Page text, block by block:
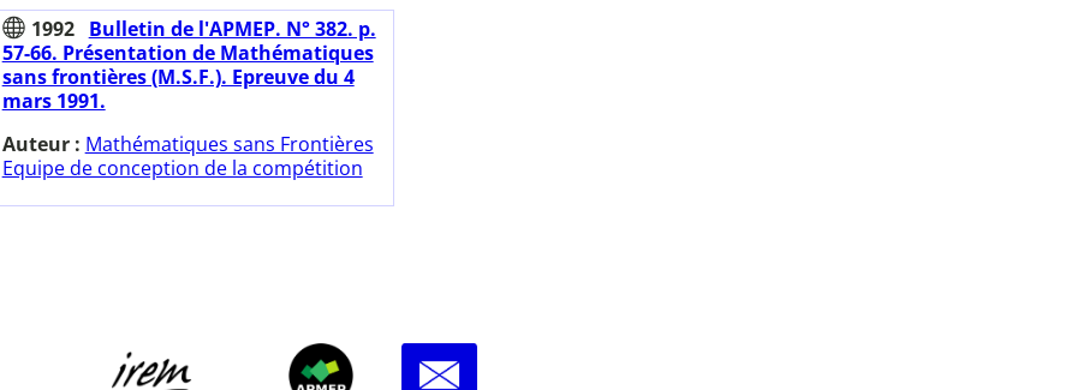
1992
Bulletin de l'APMEP. N° 382. p.
57-66. Présentation de Mathématiques
sans frontières (M.S.F.). Epreuve du 4
mars 1991.
Auteur : Mathématiques sans Frontières
Equipe de conception de la compétition